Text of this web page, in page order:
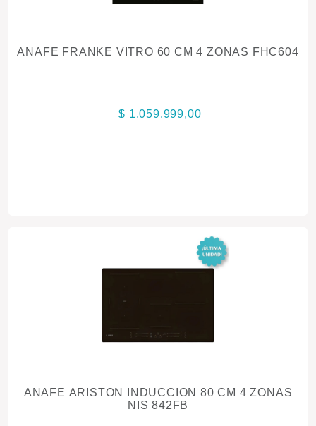
ANAFE FRANKE VITRO 60 CM 4 ZONAS FHC604
$ 1.059.999,00
ANAFE ARISTON INDUCCIÓN 80 CM 4 ZONAS
NIS 842FB